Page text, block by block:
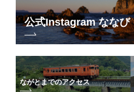
公式Instagram ななび
ながとまでのアクセス